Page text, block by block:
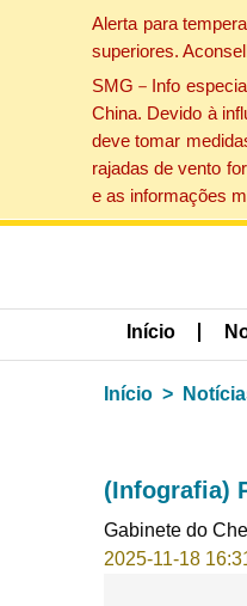
Alerta para
superiores.
SMG－Info
China. Devido à
deve tomar
rajadas de vento
e as informações
Início
Início
(Infografia)
Gabinete do
2025-11-18